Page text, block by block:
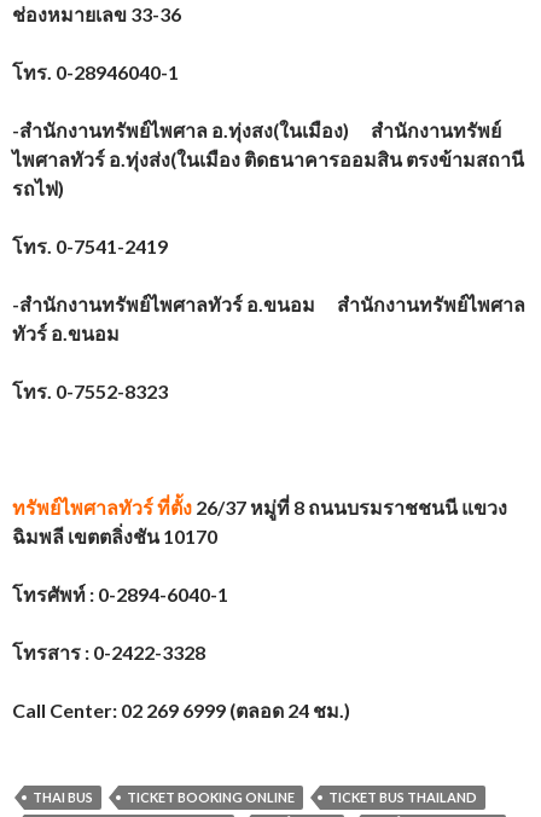
ช่องหมายเลข 33-36
โทร. 0-28946040-1
-สำนักงานทรัพย์ไพศาล อ.ทุ่งสง(ในเมือง) สำนักงานทรัพย์
ไพศาลทัวร์ อ.ทุ่งส่ง(ในเมือง ติดธนาคารออมสิน ตรงข้ามสถานี
รถไฟ)
โทร. 0-7541-2419
-สำนักงานทรัพย์ไพศาลทัวร์ อ.ขนอม สำนักงานทรัพย์ไพศาล
ทัวร์ อ.ขนอม
โทร. 0-7552-8323
ทรัพย์ไพศาลทัวร์ที่ตั้ง 26/37 หมู่ที่ 8 ถนนบรมราชชนนี แขวง
ฉิมพลี เขตตลิ่งชัน 10170
โทรศัพท์ : 0-2894-6040-1
โทรสาร : 0-2422-3328
Call Center: 02 269 6999 (ตลอด 24 ชม.)
THAI BUS TICKET BOOKING ONLINE
TICKET BUS THAILAND